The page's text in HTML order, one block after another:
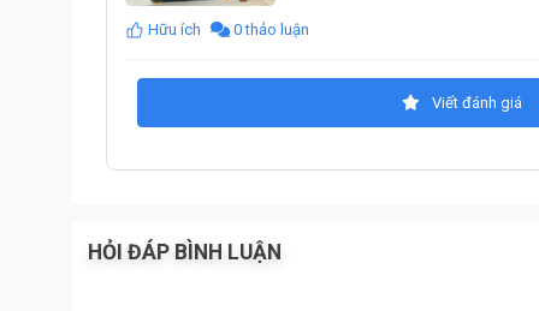
năng chống cháy tới 1200°C trong 120phút và nhiệt
Kết nối thông minh: Liberty LB50S có khả năng kết
Khả năng lưu trữ: Liberty LB50S có khả năng để
Chống di chuyển: két được trang bị các lỗ chờ phía
Hữu ích 0 thảo luận
Viết đánh giá
HỎI ĐÁP BÌNH LUẬN